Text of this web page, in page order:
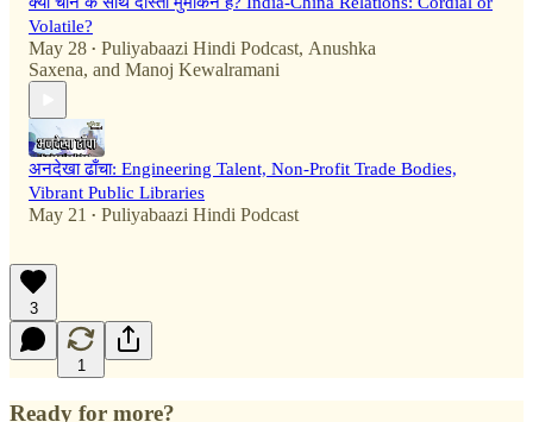
Volatile?
May 28 • Puliyabaazi Hindi Podcast, Anushka
Saxena, and Manoj Kewalramani
अनदेखा ढाँचा: Engineering Talent, Non-Profit Trade Bodies,
Vibrant Public Libraries
May 21 • Puliyabaazi Hindi Podcast
3
1
Ready for more?